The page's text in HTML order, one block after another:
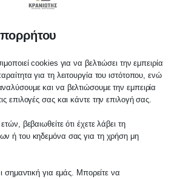
ΚΡΑΝΙΩΤΗΣ
- ΦΟΡΟΤΕΧΝΙΚΑ
Follow us on
ΚΕΝΤΡΙΚΟ
Σμύρνης 55 & Θουκυδίδου
cookies για να βελτιώσει την εμπειρία
για τη λειτουργία του ιστότοπου, ενώ
και να βελτιώσουμε την εμπειρία
επιλογές σας και κάντε την επιλογή σας.
βεβαιωθείτε ότι έχετε λάβει τη
ή του κηδεμόνα σας για τη χρήση μη
σημαντική για εμάς. Μπορείτε να